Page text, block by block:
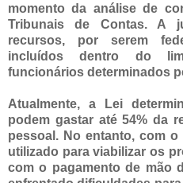
momento da análise de
Tribunais de Contas. A
recursos, por serem
incluídos dentro do
funcionários determinados
Atualmente, a Lei
podem gastar até 54% da
pessoal. No entanto, com
utilizado para viabilizar os
com o pagamento de mão